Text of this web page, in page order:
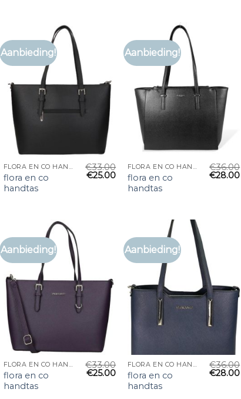
Aanbieding!
FLORA EN CO HANDTAS
flora en co
handtas
€33.00
€25.00
Aanbieding!
FLORA EN CO HANDTAS
flora en co
handtas
€36.00
€28.00
Aanbieding!
FLORA EN CO HANDTAS
flora en co
handtas
€33.00
€25.00
Aanbieding!
FLORA EN CO HANDTAS
flora en co
handtas
€36.00
€28.00